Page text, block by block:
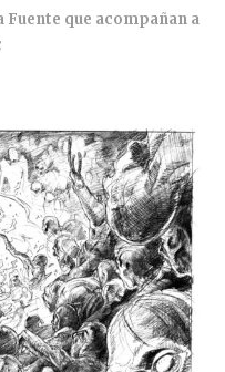
que acompañan a